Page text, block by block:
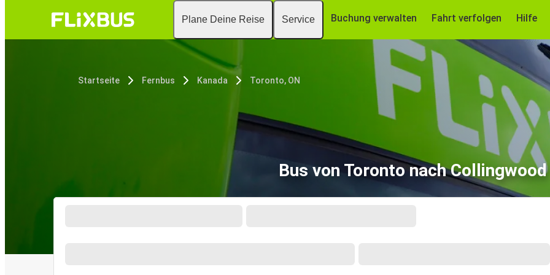
Plane Deine Reise Service Buchung verwalten Fahrt verfolgen Hilfe
Startseite Fernbus Kanada Toronto, ON
Bus von Toronto nach Collingwood